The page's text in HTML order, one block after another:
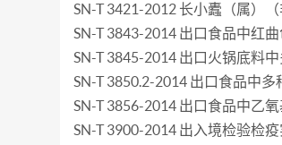
SN-T 3421-2012 长小蠹（属）
SN-T 3843-2014 出口食品中红
SN-T 3845-2014 出口火锅底料
SN-T 3850.2-2014 出口食品中
SN-T 3856-2014 出口食品中乙
SN-T 3900-2014 出入境检验检